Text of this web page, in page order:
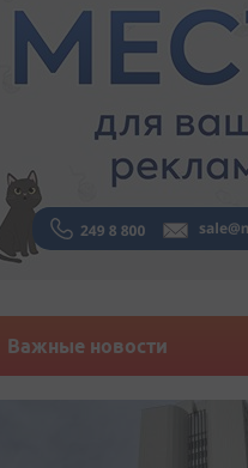
Важные новости